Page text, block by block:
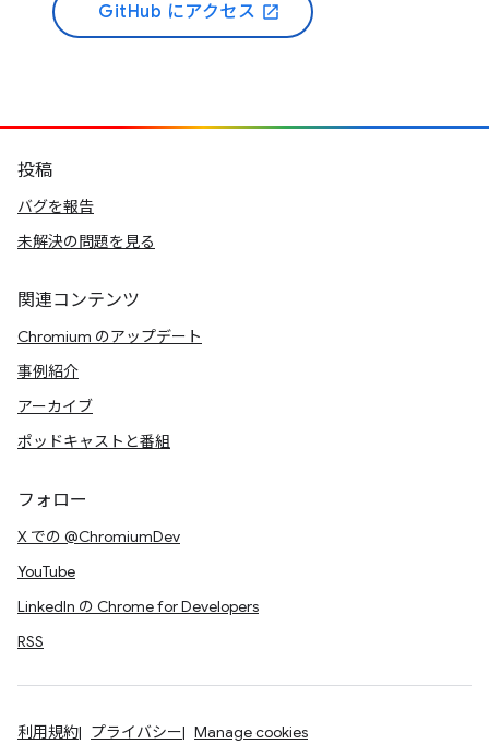
GitHub にアクセス open_in_new
投稿
バグを報告
未解決の問題を見る
関連コンテンツ
Chromium のアップデート
事例紹介
アーカイブ
ポッドキャストと番組
フォロー
X での @ChromiumDev
YouTube
LinkedIn の Chrome for Developers
RSS
利用規約 プライバシー Manage cookies